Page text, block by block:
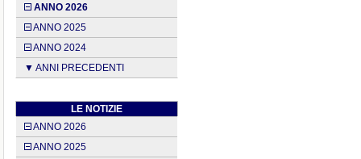
ANNO 2026
ANNO 2025
ANNO 2024
▼ ANNI PRECEDENTI
LE NOTIZIE
ANNO 2026
ANNO 2025